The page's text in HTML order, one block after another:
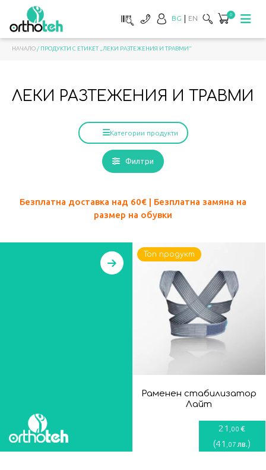
BG EN 0
НАЧАЛО / ПРОДУКТИ С ЕТИКЕТ „ЛЕКИ РАЗТЕЖЕНИЯ И ТРАВМИ“
ЛЕКИ РАЗТЕЖЕНИЯ И ТРАВМИ
Филтри
Категории продукти
Безплатна доставка над 60€ | Безплатна замяна на
размер на обувки
Раменен стабилизатор
Лайт
21 ,00 €
(41 ,07 лв.)
Топ продукт